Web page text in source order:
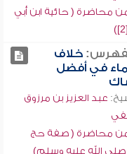
محاضرة ( حائية ابن أبي
خلاف
في أفضل
عبد العزيز بن مرزوق
محاضرة ( صفة حج
صلى الله عليه وسلم)